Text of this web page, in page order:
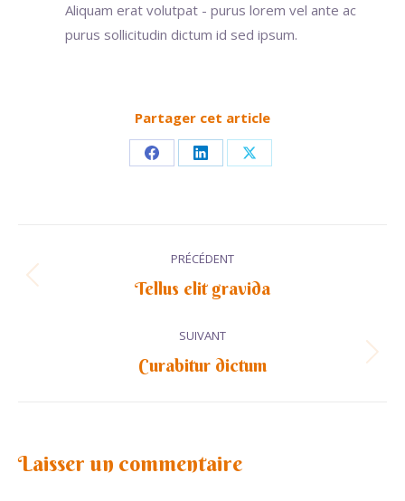
Aliquam erat volutpat - purus lorem vel ante ac
purus sollicitudin dictum id sed ipsum.
Partager cet article
PartagerPartagerPartager
de
commentaire
PRÉCÉDENT
Onglet
Tellus elit gravida
SUIVANT
Projets
Curabitur dictum
Laisser un commentaire